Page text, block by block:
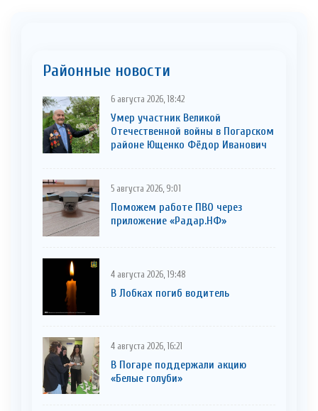
Районные новости
6 августа 2026, 18:42
Умер участник Великой
Отечественной войны в Погарском
районе Ющенко Фёдор Иванович
5 августа 2026, 9:01
Поможем работе ПВО через
приложение «Радар.НФ»
4 августа 2026, 19:48
В Лобках погиб водитель
4 августа 2026, 16:21
В Погаре поддержали акцию
«Белые голуби»